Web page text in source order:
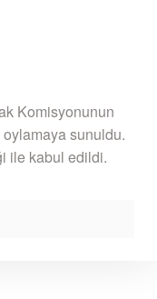
Komisyonunun
oylamaya sunuldu.
ile kabul edildi.